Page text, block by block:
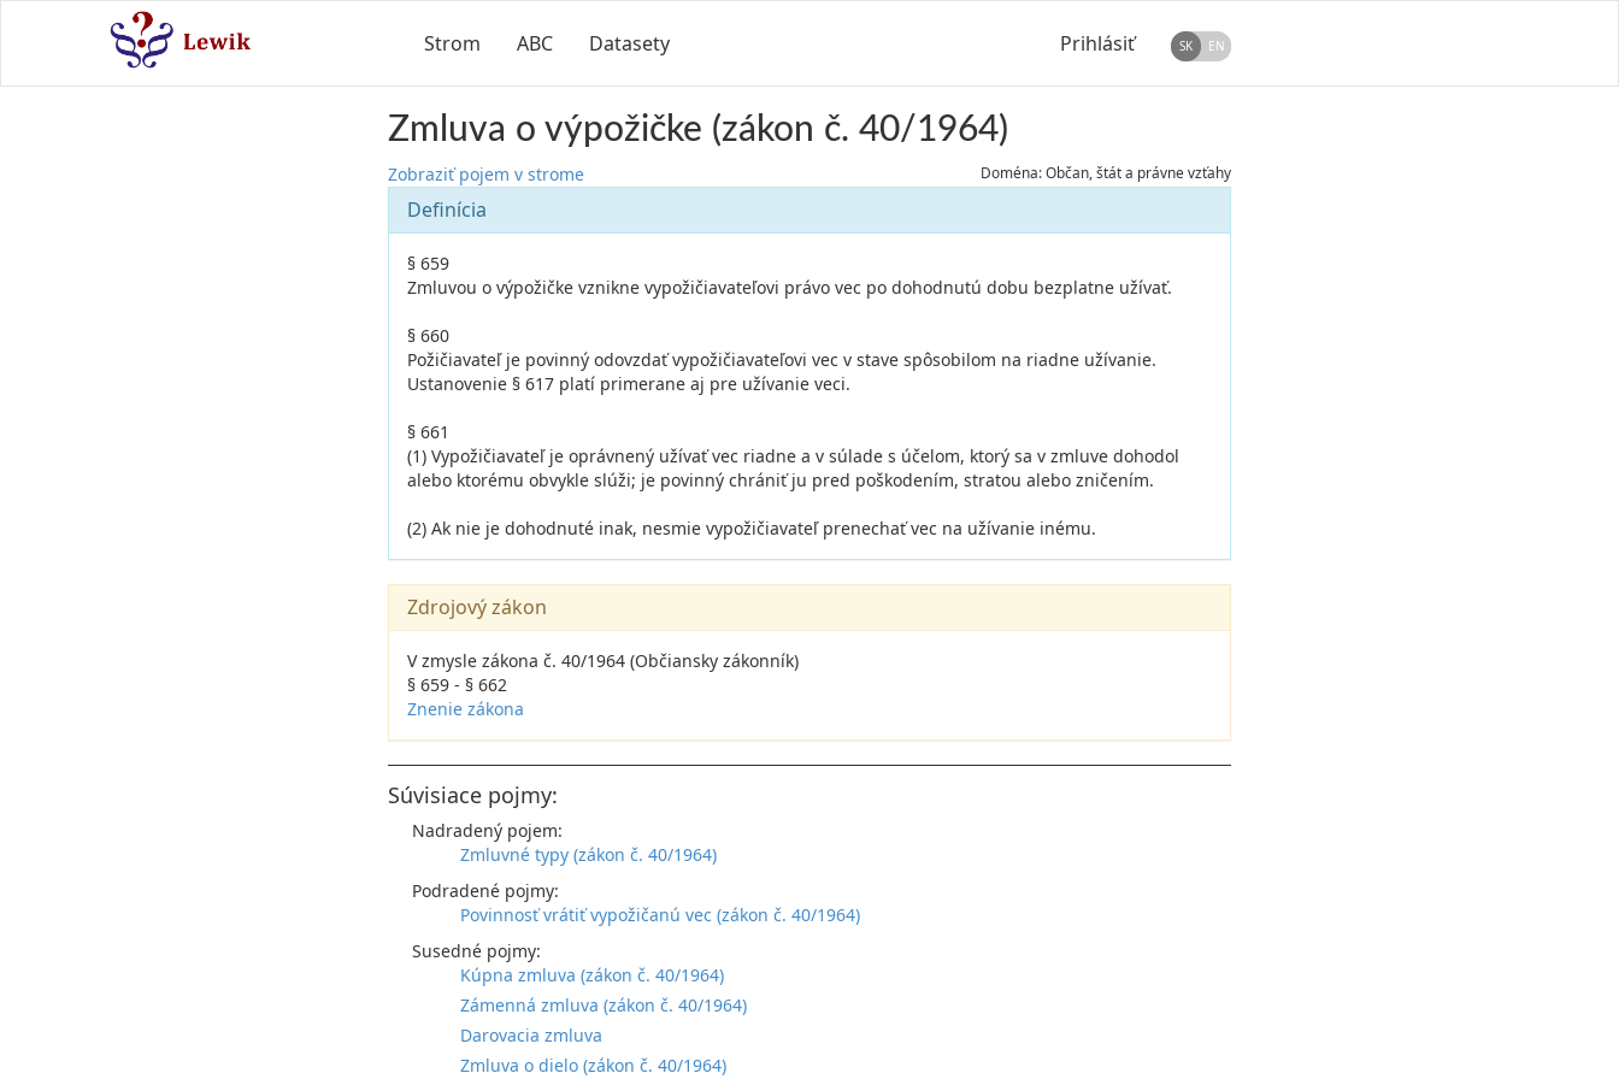
Strom ABC Datasety Prihlásiť SK EN
Zmluva o výpožičke (zákon č. 40/1964)
Zobraziť pojem v strome Doména: Občan, štát a právne vzťahy
Definícia
§ 659
Zmluvou o výpožičke vznikne vypožičiavateľovi právo vec po dohodnutú dobu bezplatne užívať.
§ 660
Požičiavateľ je povinný odovzdať vypožičiavateľovi vec v stave spôsobilom na riadne užívanie.
Ustanovenie § 617 platí primerane aj pre užívanie veci.
§ 661
(1) Vypožičiavateľ je oprávnený užívať vec riadne a v súlade s účelom, ktorý sa v zmluve dohodol
alebo ktorému obvykle slúži; je povinný chrániť ju pred poškodením, stratou alebo zničením.
(2) Ak nie je dohodnuté inak, nesmie vypožičiavateľ prenechať vec na užívanie inému.
Zdrojový zákon
V zmysle zákona č. 40/1964 (Občiansky zákonník)
§ 659 - § 662
Znenie zákona
Súvisiace pojmy:
Nadradený pojem:
Zmluvné typy (zákon č. 40/1964)
Podradené pojmy:
Povinnosť vrátiť vypožičanú vec (zákon č. 40/1964)
Susedné pojmy:
Kúpna zmluva (zákon č. 40/1964)
Zámenná zmluva (zákon č. 40/1964)
Darovacia zmluva
Zmluva o dielo (zákon č. 40/1964)